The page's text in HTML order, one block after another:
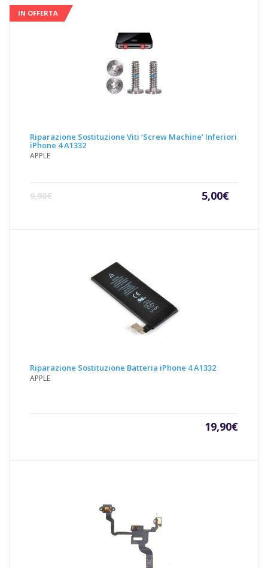
IN OFFERTA
Riparazione Sostituzione Viti ‘Screw Machine’ Inferiori
iPhone 4 A1332
APPLE
9,90€ 5,00€
Il
Riparazione Sostituzione Batteria iPhone 4 A1332
APPLE
19,90€